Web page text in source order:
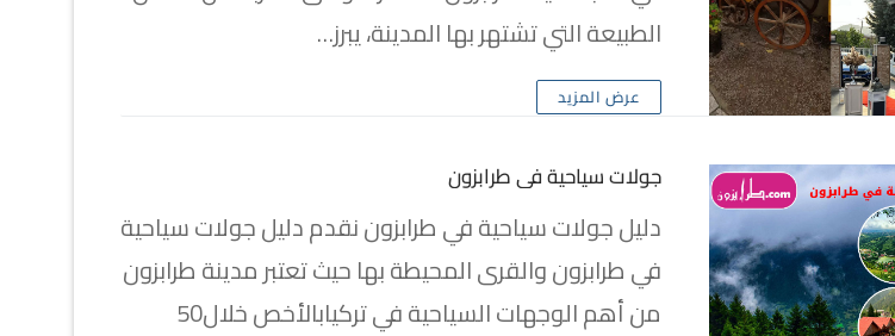
الطبيعة التي تشتهر بها المدينة، يبرز…
عرض المزيد
جولات سياحية في طرابزون
دليل جولات سياحية في طرابزون نقدم دليل جولات سياحية
في طرابزون والقرى المحيطة بها حيث تعتبر مدينة طرابزون
من أهم الوجهات السياحية في تركيابالأخص خلال50